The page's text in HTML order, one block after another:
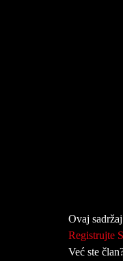
Ovaj
Registrujte
Već ste